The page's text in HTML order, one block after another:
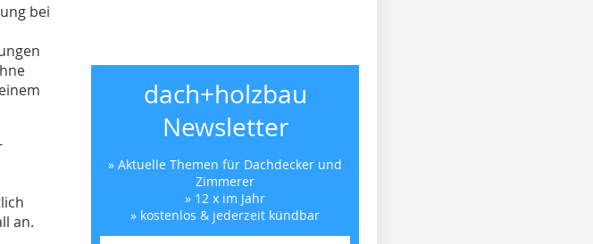
bei
an.
dach+holzbau
Newsletter
» Aktuelle Themen für Dachdecker und
Zimmerer
» 12 x im Jahr
» kostenlos & jederzeit kündbar